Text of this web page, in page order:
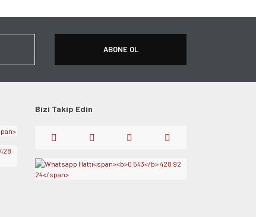
ABONE OL
Bizi Takip Edin